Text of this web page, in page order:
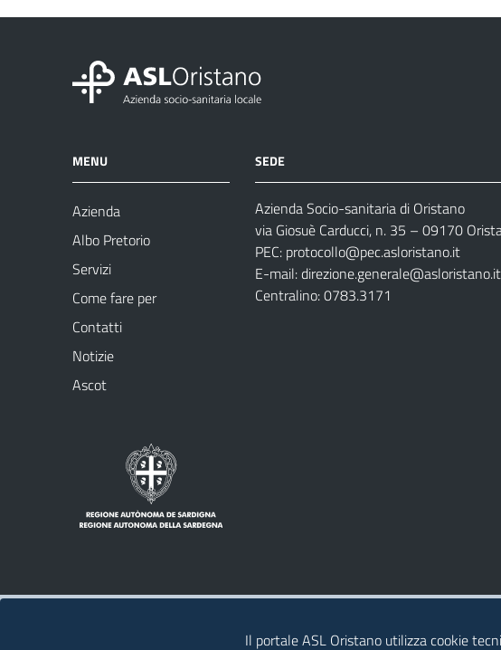
MENU
Azienda
Albo Pretorio
Servizi
Come fare per
Contatti
Notizie
Ascot
SEDE
Azienda Socio-sanitaria di Oristano
via Giosuè Carducci, n. 35 – 09170
PEC: protocollo@pec.asloristano.it
E-mail:direzione.generale@asloristano.it
Centralino: 0783.3171
Il portale ASL Oristano utilizza cookie